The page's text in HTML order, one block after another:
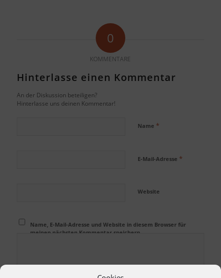
0
KOMMENTARE
Hinterlasse einen Kommentar
An der Diskussion beteiligen?
Hinterlasse uns deinen Kommentar!
Name *
E-Mail-Adresse *
Website
Name, E-Mail-Adresse und Website in diesem Browser für
meinen nächsten Kommentar speichern.